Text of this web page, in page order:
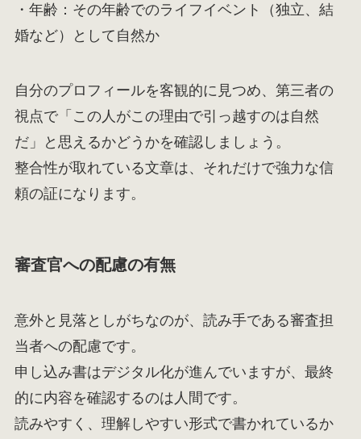
・年齢：その年齢でのライフイベント（独立、結
婚など）として自然か
自分のプロフィールを客観的に見つめ、第三者の
視点で「この人がこの理由で引っ越すのは自然
だ」と思えるかどうかを確認しましょう。
整合性が取れている文章は、それだけで強力な信
頼の証になります。
審査官への配慮の有無
意外と見落としがちなのが、読み手である審査担
当者への配慮です。
申し込み書はデジタル化が進んでいますが、最終
的に内容を確認するのは人間です。
読みやすく、理解しやすい形式で書かれているか